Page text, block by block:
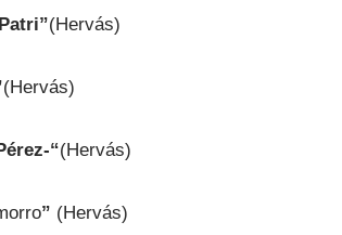
(Hervás)
(Hervás)
“(Hervás)
” (Hervás)